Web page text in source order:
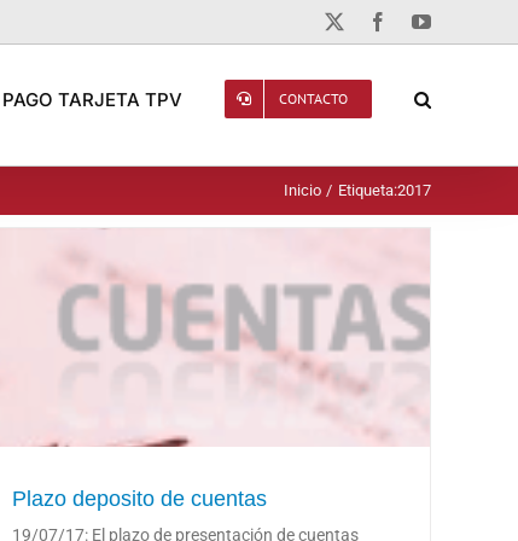
FacebookYouTube
PAGO TARJETA TPV CONTACTO
Inicio Etiqueta:2017
Plazo deposito de cuentas
Plazo deposito de cuentas
19/07/17: El plazo de presentación de cuentas